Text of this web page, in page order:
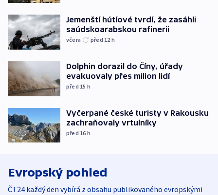
Jemenští hútíové tvrdí, že zasáhli
saúdskoarabskou rafinerii
včera před 12 h
Dolphin dorazil do Číny, úřady
evakuovaly přes milion lidí
před 15 h
Vyčerpané české turisty v Rakousku
zachraňovaly vrtulníky
před 16 h
Evropský pohled
ČT24 každý den vybírá z obsahu publikovaného evropskými